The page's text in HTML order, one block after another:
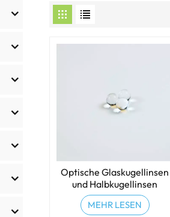
Optische Glaskugellinsen
und Halbkugellinsen
MEHR LESEN